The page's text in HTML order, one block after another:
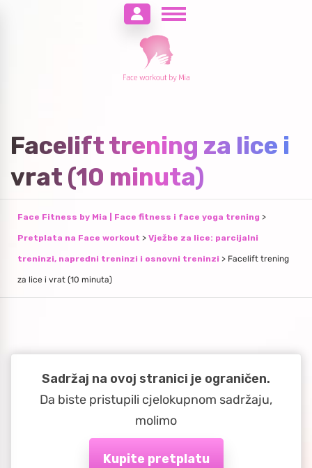
Facelift trening za lice i
vrat (10 minuta)
Face Fitness by Mia | Face fitness i face yoga trening >
Pretplata na Face workout > Vježbe za lice: parcijalni
treninzi, napredni treninzi i osnovni treninzi > Facelift trening
za lice i vrat (10 minuta)
Sadržaj na ovoj stranici je ograničen.
Da biste pristupili cjelokupnom sadržaju,
molimo
Kupite pretplatu